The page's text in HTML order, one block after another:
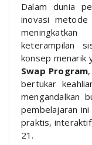
Dalam dunia
inovasi
keterampilan
konsep menarik
Swap Program
bertukar
mengandalkan
pembelajaran
praktis,
21.